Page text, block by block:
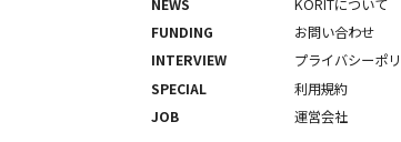
NEWS
FUNDING
INTERVIEW
SPECIAL
JOB
KORITについて
お問い合わせ
プライバシーポ
利用規約
運営会社